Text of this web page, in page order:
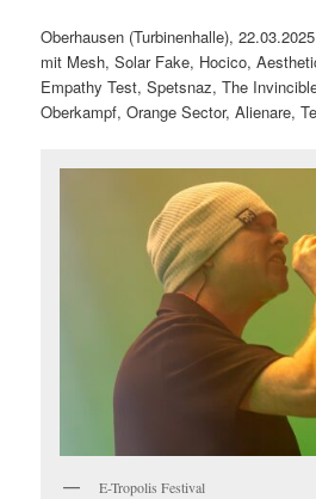
Oberhausen (Turbinenhalle), 22.03.2025
mit Mesh, Solar Fake, Hocico,
Empathy Test, Spetsnaz, The
Oberkampf, Orange Sector, Alienare,
E-Tropolis Festival